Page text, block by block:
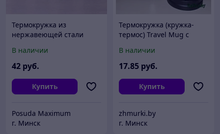
Термокружка из
нержавеющей стали
В наличии
42 руб.
Купить
Posuda Maximum
г. Минск
Термокружка (кружка-
термос) Travel Mug с
нержавеющей стали
В наличии
17.85 руб.
Купить
zhmurki.by
г. Минск